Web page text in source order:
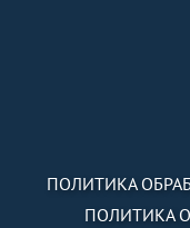
ПОЛИТИКА
ПОЛИТИКА